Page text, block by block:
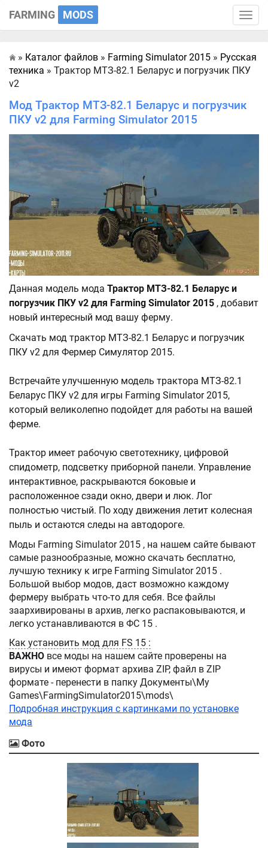
Toggle
FARMING MODS
Главная
» Каталог файлов » Farming Simulator 2015 » Русская
техника » Трактор МТЗ-82.1 Беларус и погрузчик ПКУ
v2
Мод Трактор МТЗ-82.1 Беларус и погрузчик
ПКУ v2 для Farming Simulator 2015
Данная модель мода Трактор МТЗ-82.1 Беларус и
погрузчик ПКУ v2 для Farming Simulator 2015 , добавит
новый интересный мод вашу ферму.
Скачать мод трактор МТЗ-82.1 Беларус и погрузчик
ПКУ v2 для Фермер Симулятор 2015.
Встречайте улучшенную модель трактора МТЗ-82.1
Беларус ПКУ v2 для игры Farming Simulator 2015,
который великолепно подойдет для работы на вашей
ферме.
Трактор имеет рабочую светотехнику, цифровой
спидометр, подсветку приборной панели. Управление
интерактивное, раскрываются боковые и
расположенное сзади окно, двери и люк. Лог
полностью чистый. По ходу движения летит колесная
пыль и остаются следы на автодороге.
Моды Farming Simulator 2015 , на нашем сайте бывают
самые разнообразные, можно скачать бесплатно,
лучшую технику к игре Farming Simulator 2015 .
Большой выбор модов, даст возможно каждому
фермеру выбрать что-то для себя. Все файлы
заархивированы в архив, легко распаковываются, и
легко устанавливаются в ФС 15 .
Как установить мод для FS 15 :
ВАЖНО все моды на нашем сайте проверены на
вирусы и имеют формат архива ZIP, файл в ZIP
формате - перенести в папку Документы\My
Games\FarmingSimulator2015\mods\
Подробная инструкция с картинками по установке
мода
Фото